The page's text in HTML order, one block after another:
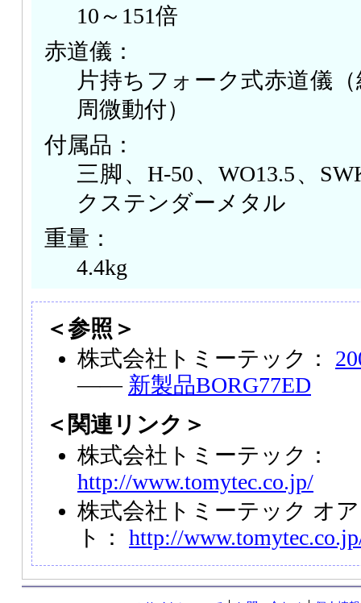
10～151倍
赤道儀：
片持ちフォーク式赤道儀
周微動付）
付属品：
三脚、H-50、WO13.5、
クステンダーメタル
重量：
4.4kg
＜参照＞
株式会社トミーテック：
―― 新製品BORG77ED
＜関連リンク＞
株式会社トミーテック：
http://www.tomytec.co.jp/
株式会社トミーテック オ
ト： http://